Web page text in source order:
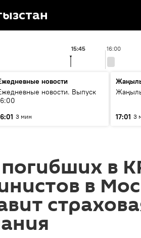
16:00
15:45
новости
новости. Выпуск
3 мин 17:01 3
в
в